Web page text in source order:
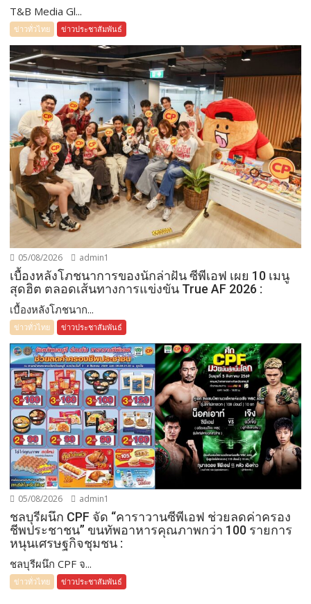
T&B Media Gl...
ข่าวทั่วไทย ข่าวประชาสัมพันธ์
05/08/2026 admin1
เบื้องหลังโภชนาการของนักล่าฝัน ซีพีเอฟ เผย 10 เมนู
สุดฮิต ตลอดเส้นทางการแข่งขัน True AF 2026 :
เบื้องหลังโภชนาก...
ข่าวทั่วไทย ข่าวประชาสัมพันธ์
05/08/2026 admin1
ชลบุรีผนึก CPF จัด “คาราวานซีพีเอฟ ช่วยลดค่าครอง
ชีพประชาชน” ขนทัพอาหารคุณภาพกว่า 100 รายการ
หนุนเศรษฐกิจชุมชน :
ชลบุรีผนึก CPF จ...
ข่าวทั่วไทย ข่าวประชาสัมพันธ์